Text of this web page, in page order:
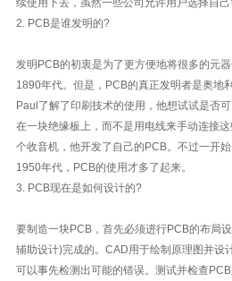
续使用下去，虽然一些公司允许用户选择自己
2. PCB是谁发明的?
发明PCB的初衷是为了更方便地将很多的元
1890年代。但是，PCB的真正发明者是奥地
Paul了解了印刷技术的使用，他想试试是否
在一块绝缘板上，而不是用电线来手动连接
个收音机，他开发了自己的PCB。不过一开
1950年代，PCB的使用才多了起来。
3. PCB现在是如何设计的?
要制造一块PCB，首先必须进行PCB的布局
辅助设计)完成的。CAD用于绘制原理图并设
可以事先检测出可能的错误。测试并检查